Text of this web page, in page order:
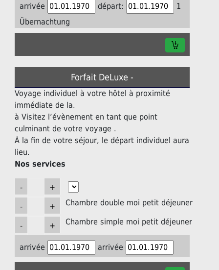
arrivée départ:
1
Übernachtung
Forfait DeLuxe -
Voyage individuel à votre hôtel à proximité
immédiate de la.
à Visitez l’évènement en tant que point
culminant de votre voyage .
À la fin de votre séjour, le départ individuel aura
lieu.
Nos services
Chambre double moi petit déjeuner
Chambre simple moi petit déjeuner
arrivée arrivée